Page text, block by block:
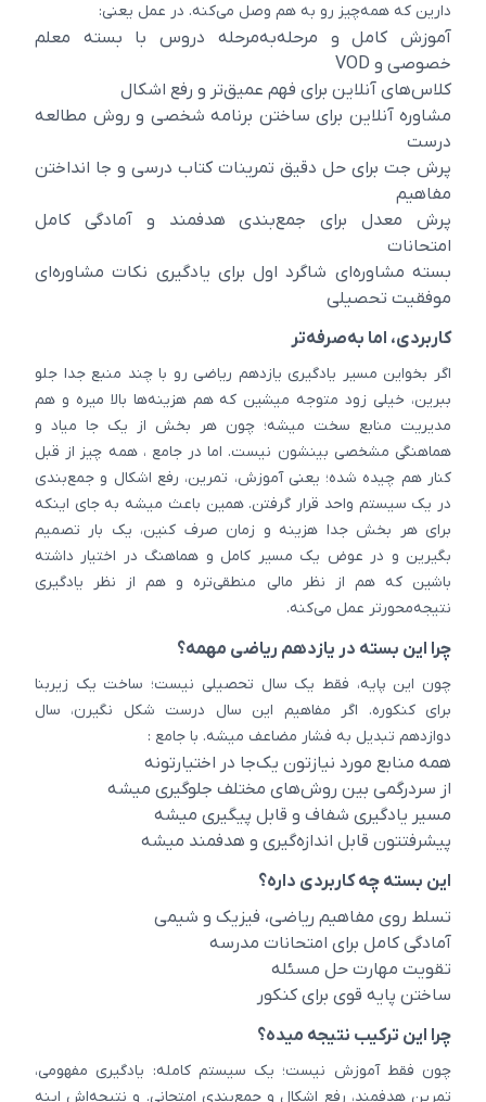
دارین که همه‌چیز رو به هم وصل می‌کنه. در عمل یعنی:
آموزش کامل و مرحله‌به‌مرحله دروس با بسته معلم
خصوصی و VOD
کلاس‌های آنلاین برای فهم عمیق‌تر و رفع اشکال
مشاوره آنلاین برای ساختن برنامه شخصی و روش مطالعه
درست
پرش جت برای حل دقیق تمرینات کتاب درسی و جا انداختن
مفاهیم
پرش معدل برای جمع‌بندی هدفمند و آمادگی کامل
امتحانات
بسته مشاوره‌ای شاگرد اول برای یادگیری نکات مشاوره‌ای
موفقیت تحصیلی
کاربردی، اما به‌صرفه‌تر
اگر بخواین مسیر یادگیری یازدهم ریاضی رو با چند منبع جدا جلو
ببرین، خیلی زود متوجه میشین که هم هزینه‌ها بالا میره و هم
مدیریت منابع سخت میشه؛ چون هر بخش از یک جا میاد و
هماهنگی مشخصی بینشون نیست. اما در جامع ، همه چیز از قبل
کنار هم چیده شده؛ یعنی آموزش، تمرین، رفع اشکال و جمع‌بندی
در یک سیستم واحد قرار گرفتن. همین باعث میشه به جای اینکه
برای هر بخش جدا هزینه و زمان صرف کنین، یک بار تصمیم
بگیرین و در عوض یک مسیر کامل و هماهنگ در اختیار داشته
باشین که هم از نظر مالی منطقی‌تره و هم از نظر یادگیری
نتیجه‌محورتر عمل می‌کنه.
چرا این بسته در یازدهم ریاضی مهمه؟
چون این پایه، فقط یک سال تحصیلی نیست؛ ساخت یک زیربنا
برای کنکوره. اگر مفاهیم این سال درست شکل نگیرن، سال
دوازدهم تبدیل به فشار مضاعف میشه. با جامع :
همه منابع مورد نیازتون یک‌جا در اختیارتونه
از سردرگمی بین روش‌های مختلف جلوگیری میشه
مسیر یادگیری شفاف و قابل پیگیری میشه
پیشرفتتون قابل اندازه‌گیری و هدفمند میشه
این بسته چه کاربردی داره؟
تسلط روی مفاهیم ریاضی، فیزیک و شیمی
آمادگی کامل برای امتحانات مدرسه
تقویت مهارت حل مسئله
ساختن پایه قوی برای کنکور
چرا این ترکیب نتیجه میده؟
چون فقط آموزش نیست؛ یک سیستم کامله: یادگیری مفهومی،
تمرین هدفمند، رفع اشکال و جمع‌بندی امتحانی. و نتیجه‌اش اینه